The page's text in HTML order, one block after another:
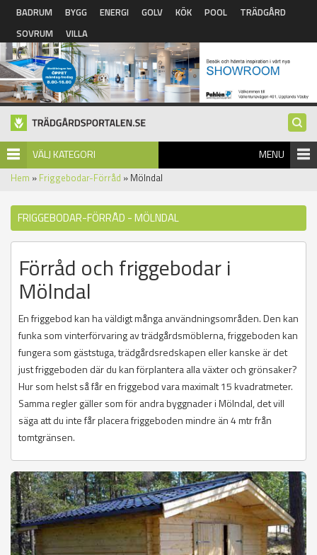
Hoppa till huvudinnehåll
BADRUM BYGG ENERGI GOLV KÖK POOL
TRÄDGÅRD
SOVRUM
VILLA
VÄLJ KATEGORI MENU
Hem » Friggebodar-Förråd » Mölndal
FRIGGEBODAR-FÖRRÅD - MÖLNDAL
Förråd och friggebodar i
Mölndal
En friggebod kan ha väldigt många användningsområden. Den kan
funka som vinterförvaring av trädgårdsmöblerna, friggeboden kan
fungera som gäststuga, trädgårdsredskapen eller kanske är det
just friggeboden där du kan förplantera alla växter och grönsaker?
Hur som helst så får en friggebod vara maximalt 15 kvadratmeter.
Samma regler gäller som för andra byggnader i Mölndal, det vill
säga att du inte får placera friggeboden mindre än 4 mtr från
tomtgränsen.